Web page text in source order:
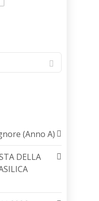
(Anno A)
DELLA